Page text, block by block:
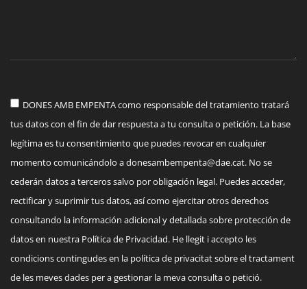
DONES AMB EMPENTA como responsable del tratamiento tratará
tus datos con el fin de dar respuesta a tu consulta o petición. La base
legítima es tu consentimiento que puedes revocar en cualquier
momento comunicándolo adonesambempenta@dae.cat. No se
cederán datos a terceros salvo por obligación legal. Puedes acceder,
rectificar y suprimir tus datos, así como ejercitar otros derechos
consultando la información adicional y detallada sobre protección de
datos en nuestra Política de Privacidad. He llegit i accepto les
condicions contingudes en la política de privacitat sobre el tractament
de les meves dades per a gestionar la meva consulta o petició.